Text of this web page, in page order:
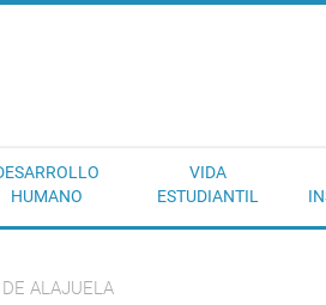
HUMANO
VIDA
ESTUDIANTIL
ALAJUELA